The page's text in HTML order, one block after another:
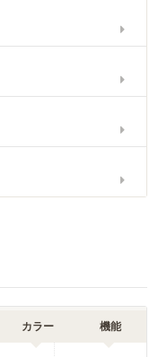
カラー 機能